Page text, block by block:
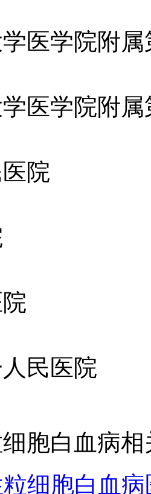
学医学院附
学医学院附
院
民医院
胞白血病
细胞白血